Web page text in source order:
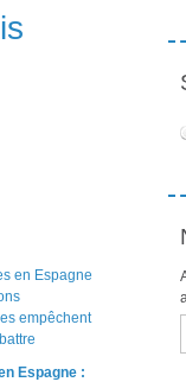
Espagne :